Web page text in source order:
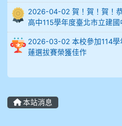
904彭子庭
905蔣昇和
906江彥臻
2026-04-02 賀！賀！賀！
高中115學年度臺北市立建
2026-03-02 本校參加114學
蓮選拔賽榮獲佳作
本站消息